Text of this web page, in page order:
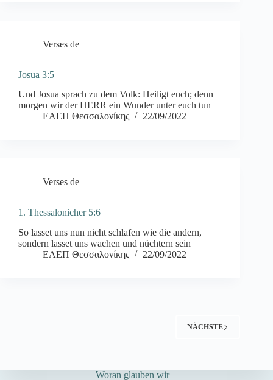
Verses de
Josua 3:5
Und Josua sprach zu dem Volk: Heiligt euch; denn
morgen wir der HERR ein Wunder unter euch tun
ΕΑΕΠ Θεσσαλονίκης
22/09/2022
Verses de
1. Thessalonicher 5:6
So lasset uns nun nicht schlafen wie die andern,
sondern lasset uns wachen und nüchtern sein
ΕΑΕΠ Θεσσαλονίκης
22/09/2022
NÄCHSTE
Woran glauben wir